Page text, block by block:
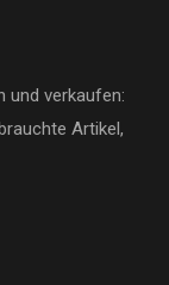
und verkaufen:
Artikel,